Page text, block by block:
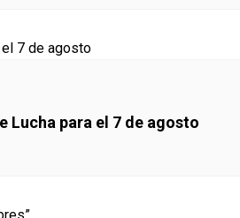
Lucha para el 7 de agosto